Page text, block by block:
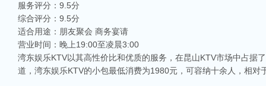
服务评分：9.5分
综合评分：9.5分
适合用途：朋友聚会 商务宴请
营业时间：晚上19:00至凌晨3:00
湾东娱乐KTV以其高性价比和优质的服务，在昆山KTV市场中占据
道，湾东娱乐KTV的小包最低消费为1980元，可容纳十余人，相